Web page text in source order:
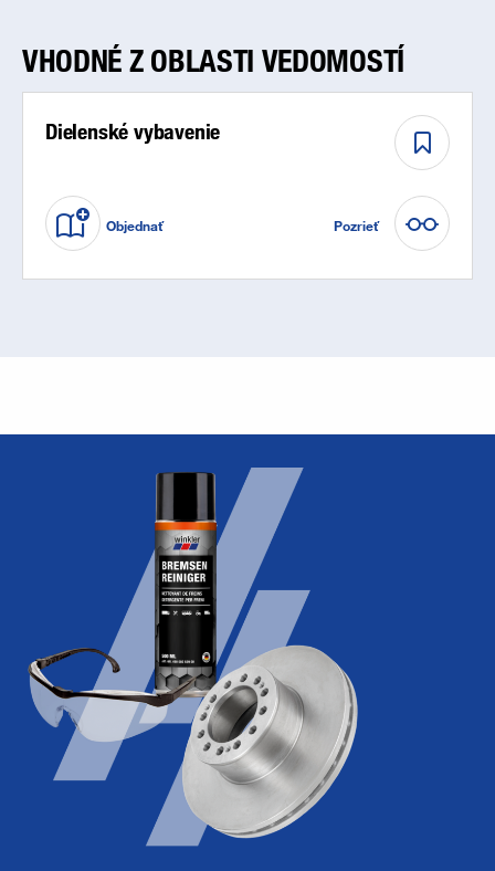
VHODNÉ Z OBLASTI VEDOMOSTÍ
Dielenské vybavenie
Objednať Pozrieť